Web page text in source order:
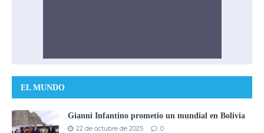
EL MUNDO
Gianni Infantino prometio un mundial en Bolivia
22 de octubre de 2025 0